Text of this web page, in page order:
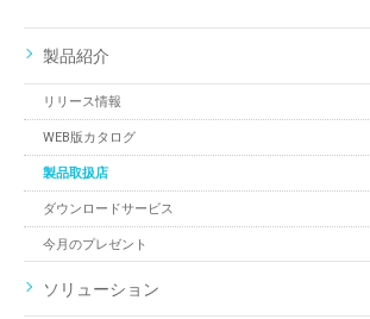
製品紹介
リリース情報
WEB版カタログ
製品取扱店
ダウンロードサービス
今月のプレゼント
ソリューション